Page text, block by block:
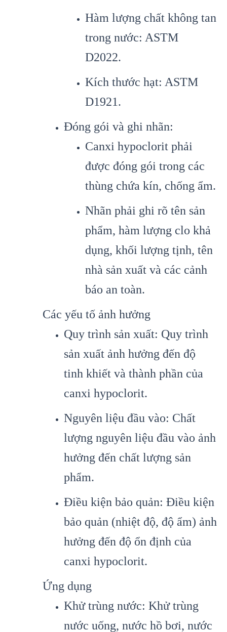
Hàm lượng chất không tan
trong nước: ASTM
D2022.
Kích thước hạt: ASTM
D1921.
Đóng gói và ghi nhãn:
Canxi hypoclorit phải
được đóng gói trong các
thùng chứa kín, chống ẩm.
Nhãn phải ghi rõ tên sản
phẩm, hàm lượng clo khả
dụng, khối lượng tịnh, tên
nhà sản xuất và các cảnh
báo an toàn.
Các yếu tố ảnh hưởng
Quy trình sản xuất: Quy trình
sản xuất ảnh hưởng đến độ
tinh khiết và thành phần của
canxi hypoclorit.
Nguyên liệu đầu vào: Chất
lượng nguyên liệu đầu vào ảnh
hưởng đến chất lượng sản
phẩm.
Điều kiện bảo quản: Điều kiện
bảo quản (nhiệt độ, độ ẩm) ảnh
hưởng đến độ ổn định của
canxi hypoclorit.
Ứng dụng
Khử trùng nước: Khử trùng
nước uống, nước hồ bơi, nước